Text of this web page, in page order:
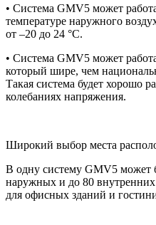
• Система GMV5 может
температуре наружного
от –20 до 24 °С.
• Система GMV5 может
который шире, чем
Такая система будет хорошо
колебаниях напряжения.
Широкий выбор места
В одну систему GMV5 может
наружных и до 80
для офисных зданий и